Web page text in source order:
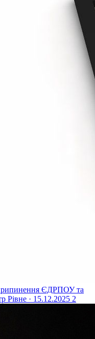
ЄДРПОУ та
Рівне · 15.12.2025 2